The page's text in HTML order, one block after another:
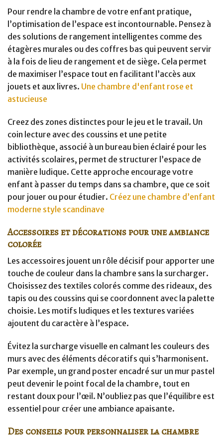
Pour rendre la chambre de votre enfant pratique,
l’optimisation de l’espace est incontournable. Pensez à
des solutions de rangement intelligentes comme des
étagères murales ou des coffres bas qui peuvent servir
à la fois de lieu de rangement et de siège. Cela permet
de maximiser l’espace tout en facilitant l’accès aux
jouets et aux livres. Une chambre d'enfant rose et
astucieuse
Creez des zones distinctes pour le jeu et le travail. Un
coin lecture avec des coussins et une petite
bibliothèque, associé à un bureau bien éclairé pour les
activités scolaires, permet de structurer l’espace de
manière ludique. Cette approche encourage votre
enfant à passer du temps dans sa chambre, que ce soit
pour jouer ou pour étudier. Créez une chambre d’enfant
moderne style scandinave
Accessoires et décorations pour une ambiance
colorée
Les accessoires jouent un rôle décisif pour apporter une
touche de couleur dans la chambre sans la surcharger.
Choisissez des textiles colorés comme des rideaux, des
tapis ou des coussins qui se coordonnent avec la palette
choisie. Les motifs ludiques et les textures variées
ajoutent du caractère à l’espace.
Évitez la surcharge visuelle en calmant les couleurs des
murs avec des éléments décoratifs qui s’harmonisent.
Par exemple, un grand poster encadré sur un mur pastel
peut devenir le point focal de la chambre, tout en
restant doux pour l’œil. N’oubliez pas que l’équilibre est
essentiel pour créer une ambiance apaisante.
Des conseils pour personnaliser la chambre